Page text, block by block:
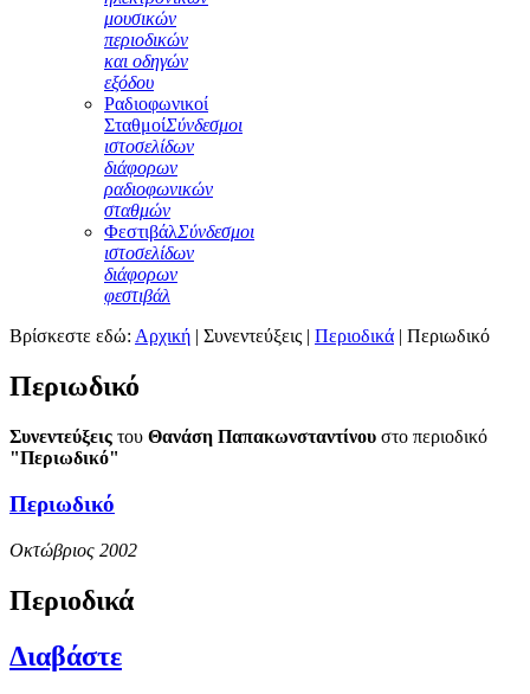
μουσικών
περιοδικών
και οδηγών
εξόδου
Ραδιοφωνικοί
ΣταθμοίΣύνδεσμοι
ιστοσελίδων
διάφορων
ραδιοφωνικών
σταθμών
ΦεστιβάλΣύνδεσμοι
ιστοσελίδων
διάφορων
φεστιβάλ
Βρίσκεστε εδώ: Αρχική | Συνεντεύξεις | Περιοδικά | Περιωδικό
Περιωδικό
Συνεντεύξεις του Θανάση Παπακωνσταντίνου στο περιοδικό
"Περιωδικό"
Περιωδικό
Οκτώβριος 2002
Περιοδικά
Διαβάστε